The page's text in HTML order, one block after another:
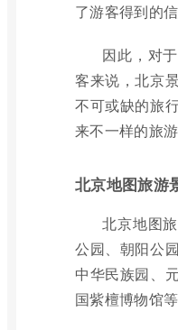
了游客得到的
因此，对
客来说，北京
不可或缺的旅
来不一样的旅游
北京地图旅游
北京地图
公园、朝阳公
中华民族园、
国紫檀博物馆等